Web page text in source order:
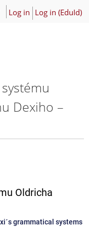
Log in Log in (EduId)
Dexiho –
Oldricha
grammatical systems